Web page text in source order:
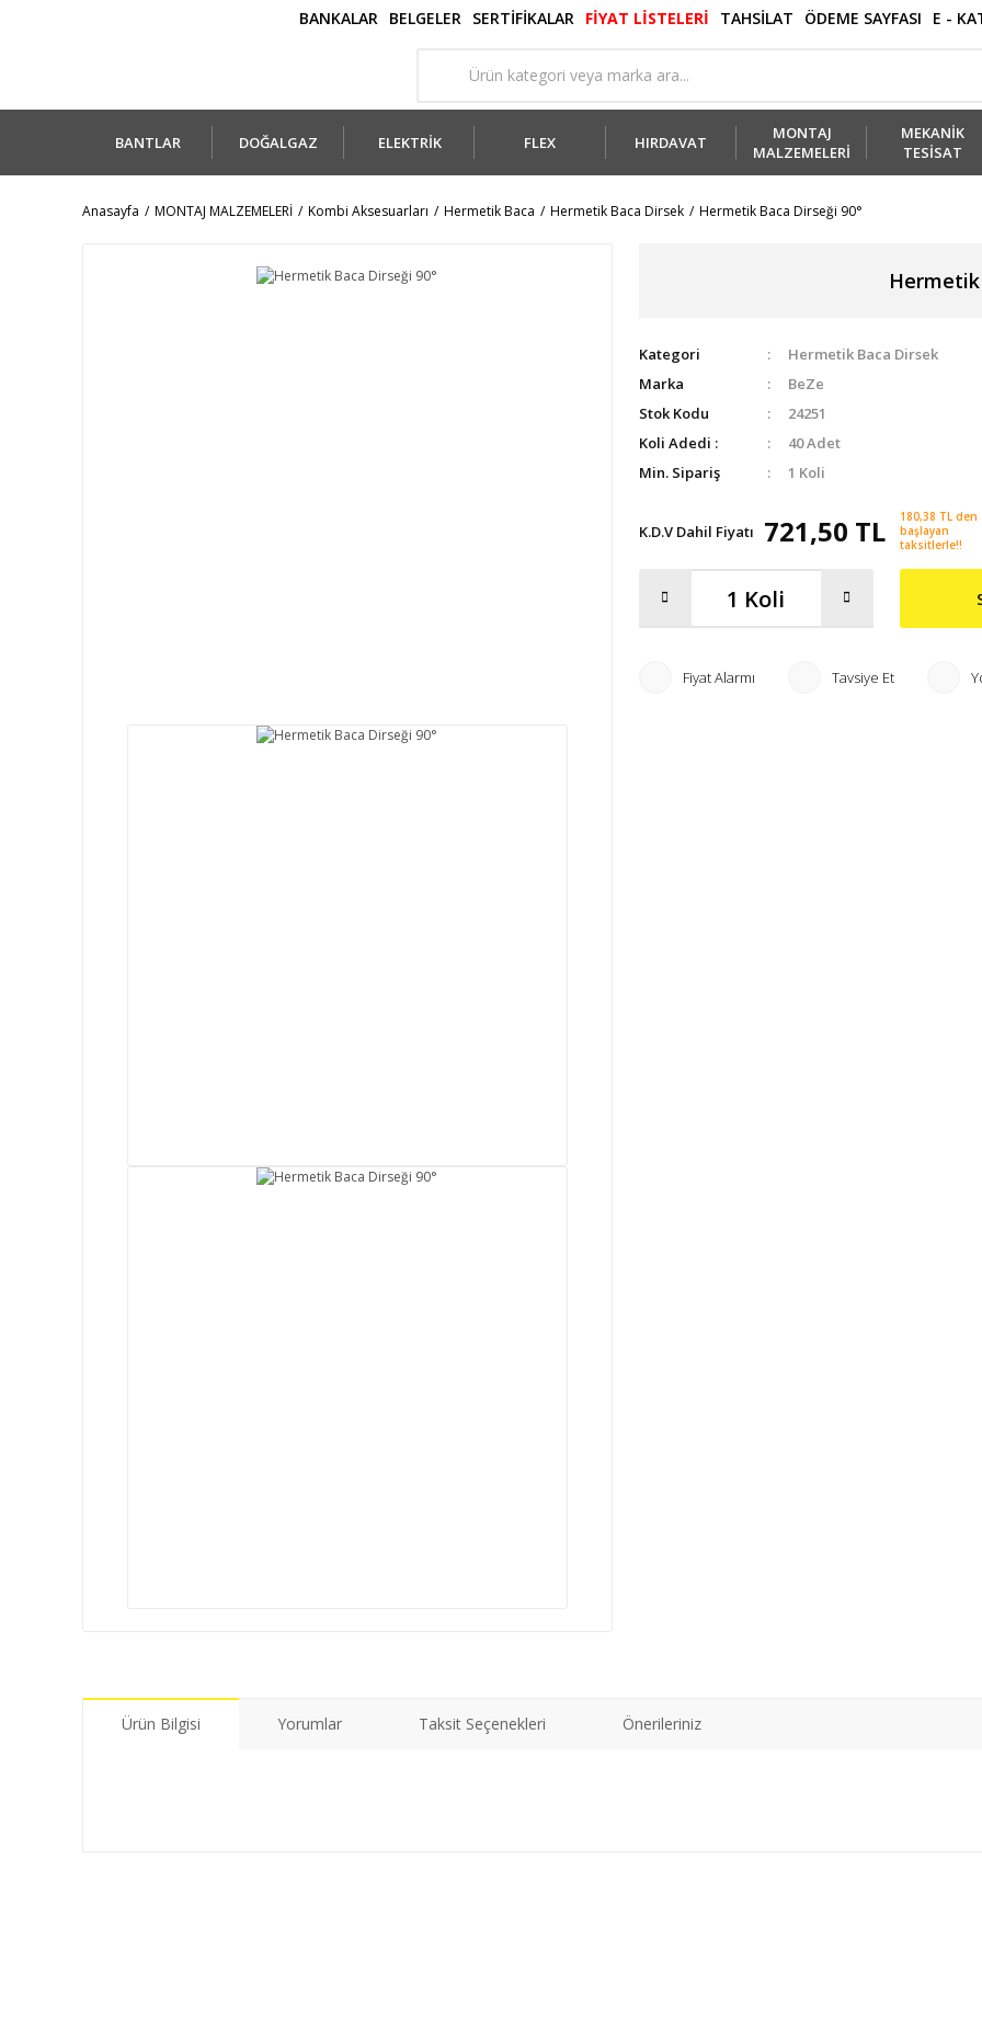
BANKALAR BELGELER SERTİFİKALAR FİYAT LİSTELERİ TAHSİLAT ÖDEME SAYFASI E -
BANTLAR DOĞALGAZ ELEKTRİK FLEX HIRDAVAT
MONTAJ
MALZEMELERİ
MEKANİK
TESİSAT
Anasayfa MONTAJ MALZEMELERİ Kombi Aksesuarları Hermetik Baca Hermetik Baca Dirsek Hermetik Baca Dirseği 90°
Hermetik
Kategori
Hermetik Baca Dirsek
Marka
BeZe
Stok Kodu
24251
Koli Adedi :
40 Adet
Min. Sipariş
1 Koli
K.D.V Dahil Fiyatı 721,50 TL
180,38 TL den
başlayan
taksitlerle!!
Fiyat Alarmı Tavsiye Et
Ürün Bilgisi Yorumlar Taksit Seçenekleri Önerileriniz